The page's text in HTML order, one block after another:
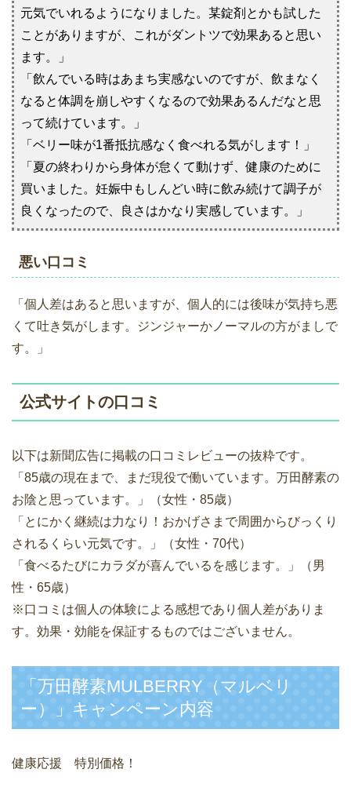
元気でいれるようになりました。某錠剤とかも試した
ことがありますが、これがダントツで効果あると思い
ます。」
「飲んでいる時はあまち実感ないのですが、飲まなく
なると体調を崩しやすくなるので効果あるんだなと思
って続けています。」
「ベリー味が1番抵抗感なく食べれる気がします！」
「夏の終わりから身体が怠くて動けず、健康のために
買いました。妊娠中もしんどい時に飲み続けて調子が
良くなったので、良さはかなり実感しています。」
悪い口コミ
「個人差はあると思いますが、個人的には後味が気持ち悪
くて吐き気がします。ジンジャーかノーマルの方がましで
す。」
公式サイトの口コミ
以下は新聞広告に掲載の口コミレビューの抜粋です。
「85歳の現在まで、まだ現役で働いています。万田酵素の
お陰と思っています。」（女性・85歳）
「とにかく継続は力なり！おかげさまで周囲からびっくり
されるくらい元気です。」（女性・70代）
「食べるたびにカラダが喜んでいるを感じます。」（男
性・65歳）
※口コミは個人の体験による感想であり個人差がありま
す。効果・効能を保証するものではございません。
「万田酵素MULBERRY（マルベリ
ー）」キャンペーン内容
健康応援 特別価格！